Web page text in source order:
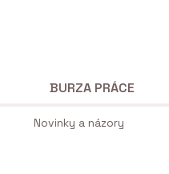
Novinky a názory
BURZA PRÁCE